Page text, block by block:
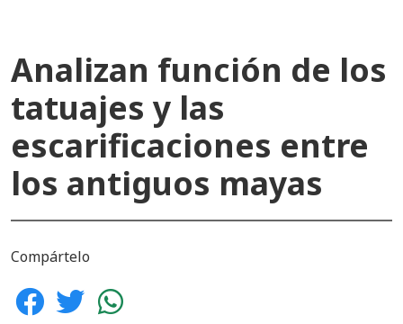
Analizan función de los
tatuajes y las
escarificaciones entre
los antiguos mayas
Compártelo